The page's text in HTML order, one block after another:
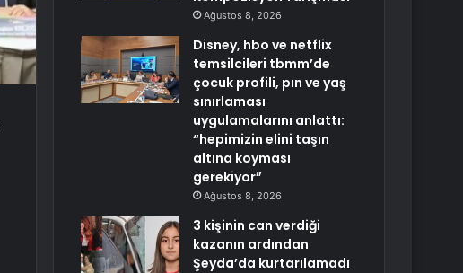
Ağustos 8, 2026
Disney, hbo ve netflix
temsilcileri tbmm’de
çocuk profili, pın ve yaş
sınırlaması
uygulamalarını anlattı:
“hepimizin elini taşın
altına koyması
gerekiyor”
Ağustos 8, 2026
3 kişinin can verdiği
kazanın ardından
Şeyda’da kurtarılamadı